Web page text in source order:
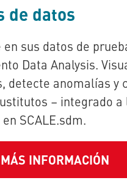
de datos
en sus datos de
Data Analysis.
detecte anomalías y
– integrado a
SCALE.sdm.
MÁS INFORMACIÓN